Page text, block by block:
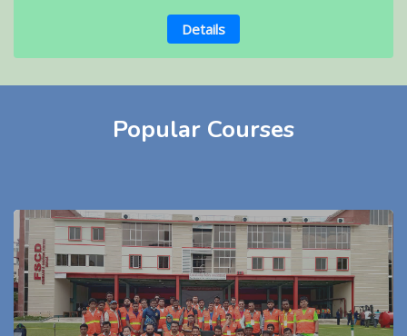
Details
Popular Courses